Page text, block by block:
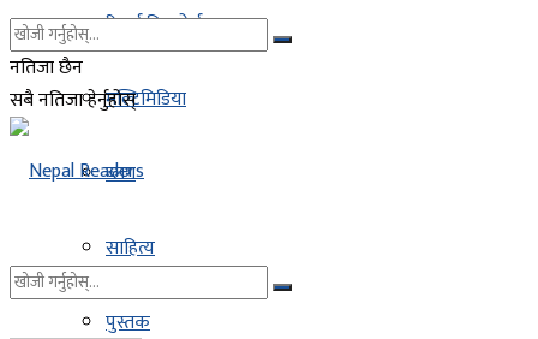
रिडर्स डिस्कोर्स
मल्टिमिडिया
ब्लग
साहित्य
पुस्तक
नतिजा छैन
सबै नतिजा हेर्नुहोस्